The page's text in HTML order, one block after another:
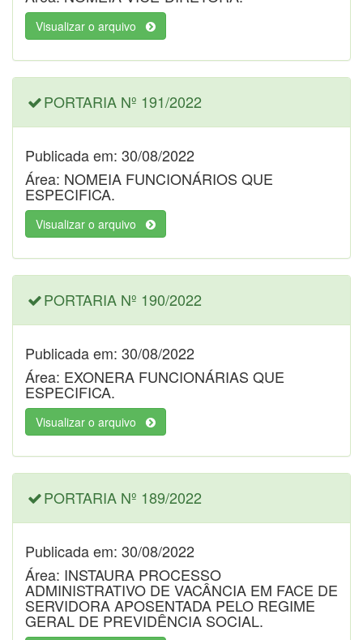
Visualizar o arquivo
PORTARIA Nº 191/2022
Publicada em: 30/08/2022
Área: NOMEIA FUNCIONÁRIOS QUE
ESPECIFICA.
Visualizar o arquivo
PORTARIA Nº 190/2022
Publicada em: 30/08/2022
Área: EXONERA FUNCIONÁRIAS QUE
ESPECIFICA.
Visualizar o arquivo
PORTARIA Nº 189/2022
Publicada em: 30/08/2022
Área: INSTAURA PROCESSO
ADMINISTRATIVO DE VACÂNCIA EM FACE DE
SERVIDORA APOSENTADA PELO REGIME
GERAL DE PREVIDÊNCIA SOCIAL.